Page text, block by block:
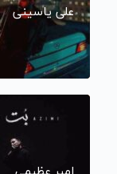
علی یاسینی